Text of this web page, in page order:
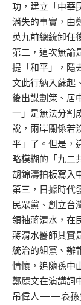
功，建立「中華
消失的事實，由
英九前總統卸任
第二，這次無論
提「和平」，隱
文此行納入蘇起
後出謀劃策、居
一」是無法分割
說，兩岸關係若
平」了。但是，
略模糊的「九二
胡錦濤拍板寫入
第三，日據時代
民眾黨、創立台
領袖蔣渭水，在
蔣渭水醫師其實
統治的組黨、辦
情懷，追隨孫中
鄭麗文在演講詞
吊偉人——哀孫